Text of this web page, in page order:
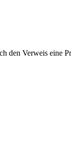
den Verweis eine